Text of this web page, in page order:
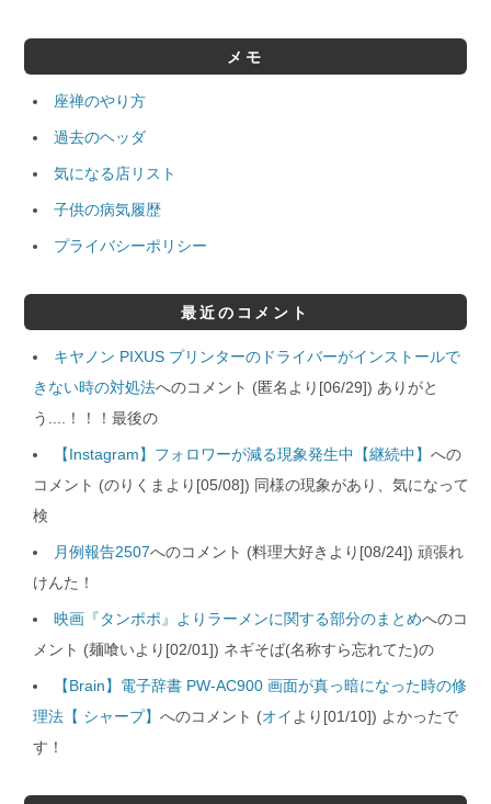
メモ
座禅のやり方
過去のヘッダ
気になる店リスト
子供の病気履歴
プライバシーポリシー
最近のコメント
キヤノン PIXUS プリンターのドライバーがインストールで
きない時の対処法へのコメント (匿名より[06/29]) ありがと
う....！！！最後の
【Instagram】フォロワーが減る現象発生中【継続中】への
コメント (のりくまより[05/08]) 同様の現象があり、気になって
検
月例報告2507へのコメント (料理大好きより[08/24]) 頑張れ
けんた！
映画『タンポポ』よりラーメンに関する部分のまとめへのコ
メント (麺喰いより[02/01]) ネギそば(名称すら忘れてた)の
【Brain】電子辞書 PW-AC900 画面が真っ暗になった時の修
理法【 シャープ】 へのコメント (オイ より[01/10]) よかったで
す！